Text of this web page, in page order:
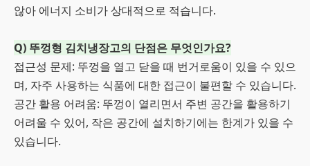
않아 에너지 소비가 상대적으로 적습니다.
Q) 뚜껑형 김치냉장고의 단점은 무엇인가요?
접근성 문제: 뚜껑을 열고 닫을 때 번거로움이 있을 수 있으
며, 자주 사용하는 식품에 대한 접근이 불편할 수 있습니다.
공간 활용 어려움: 뚜껑이 열리면서 주변 공간을 활용하기
어려울 수 있어, 작은 공간에 설치하기에는 한계가 있을 수
있습니다.